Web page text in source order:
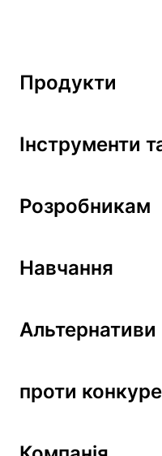
Продукти
Інструменти
Розробникам
Навчання
Альтернативи
проти